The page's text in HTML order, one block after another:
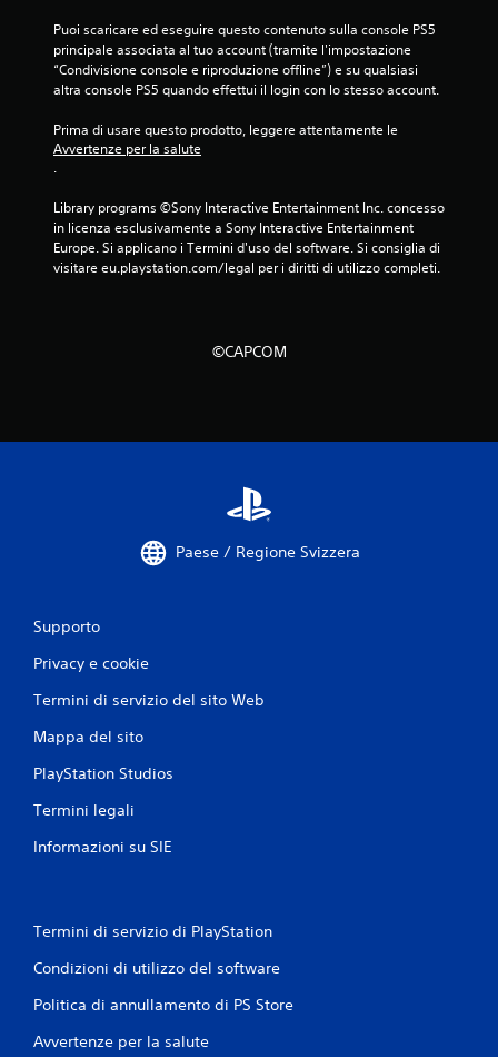
Puoi scaricare ed eseguire questo contenuto sulla console PS5
principale associata al tuo account (tramite l'impostazione
“Condivisione console e riproduzione offline”) e su qualsiasi
altra console PS5 quando effettui il login con lo stesso account.
Prima di usare questo prodotto, leggere attentamente le
Avvertenze per la salute
.
Library programs ©Sony Interactive Entertainment Inc. concesso
in licenza esclusivamente a Sony Interactive Entertainment
Europe. Si applicano i Termini d'uso del software. Si consiglia di
visitare eu.playstation.com/legal per i diritti di utilizzo completi.
©CAPCOM
Paese / Regione Svizzera
Supporto
Privacy e cookie
Termini di servizio del sito Web
Mappa del sito
PlayStation Studios
Termini legali
Informazioni su SIE
Termini di servizio di PlayStation
Condizioni di utilizzo del software
Politica di annullamento di PS Store
Avvertenze per la salute